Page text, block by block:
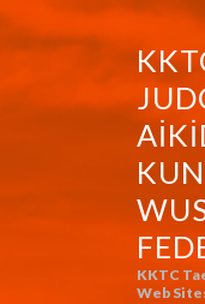
KKTC
Web
KKTC